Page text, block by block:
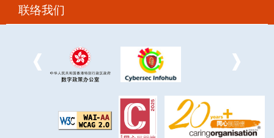
联络我们